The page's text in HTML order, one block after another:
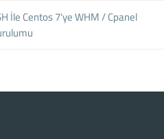
İle Centos 7'ye WHM / Cpanel